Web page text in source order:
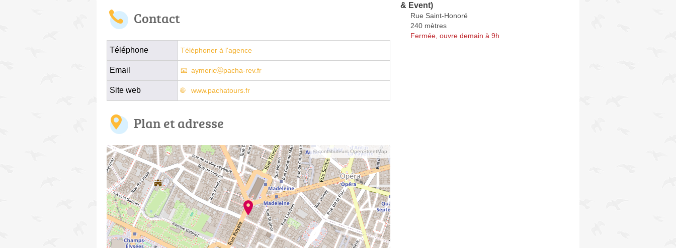
Contact
Téléphone Téléphoner à l'agence
Email aymericⓐpacha-rev.fr
Site web www.pachatours.fr
Plan et adresse
© contributeurs OpenStreetMap
& Event)
Rue Saint-Honoré
240 mètres
Fermée, ouvre demain à 9h